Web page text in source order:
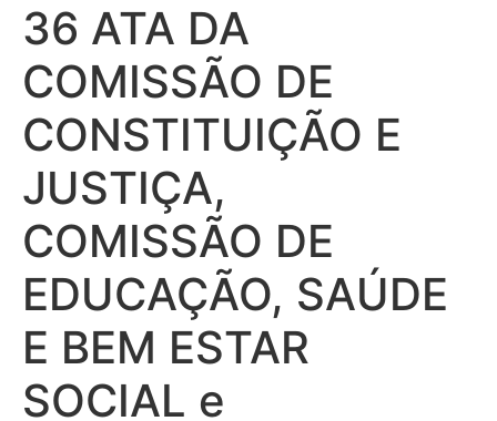
36 ATA DA
COMISSÃO DE
CONSTITUIÇÃO E
JUSTIÇA,
COMISSÃO DE
EDUCAÇÃO, SAÚDE
E BEM ESTAR
SOCIAL e